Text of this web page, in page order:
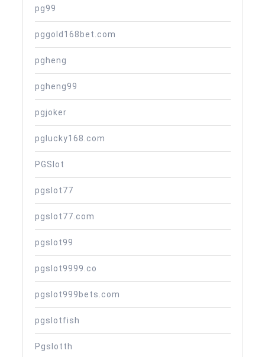
pg99
pggold168bet.com
pgheng
pgheng99
pgjoker
pglucky168.com
PGSlot
pgslot77
pgslot77.com
pgslot99
pgslot9999.co
pgslot999bets.com
pgslotfish
Pgslotth